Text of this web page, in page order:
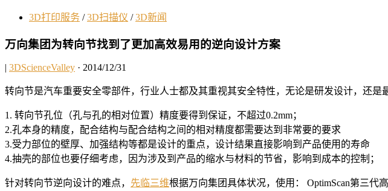
3D打印服务 / 3D扫描仪 / 3D新闻
万向集团为转向节找到了更加高效易用的逆向设计方案
| 3DScienceValley · 2014/12/31
转向节是汽车重要安全零部件，行业人士都及其重视其安全特性，无论是研发设计，还是
1. 转向节孔位（孔与孔的相对位置）精度要得到保证，不超过0.2mm；
2.孔本身的精度，配合结构与配合结构之间的相对精度都需要达到非常要的要求
3.受力部位的壁厚、加强结构等都是设计的重点，设计结果直接影响到产品使用的寿命
4.抽壳的部位也要仔细考虑，因为涉及到产品的缩水与材料的节省，影响到成本的控制；
针对转向节逆向设计的难点， 先临三维根据万向集团具体状况，使用： OptimScan第三代